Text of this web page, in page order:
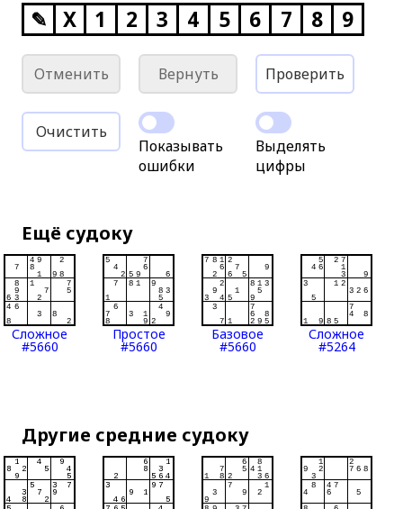
✎ X 1 2 3 4 5 6 7 8 9
Отменить Вернуть Проверить
Очистить
Показывать
ошибки
Выделять
цифры
Ещё судоку
Сложное
#5660
Простое
#5660
Базовое
#5660
Сложное
#5264
Другие средние судоку